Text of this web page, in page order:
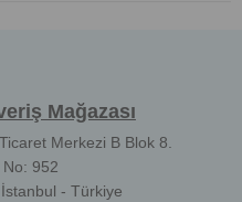
Mağazası
Merkezi B Blok 8.
No: 952
- Türkiye